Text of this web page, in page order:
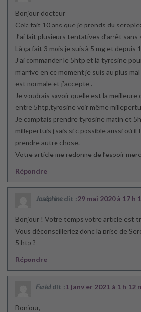
Bonjour docteur
Cela fait 10 ans que je prends du
J’ai fait plusieurs tentatives d’arrêt sans
Là ça fait 3 mois je suis à 5 mg et depuis
J’ai commander le 5htp et là tyrosine
m’arrive en ce moment je suis au plus
est normale et j’accepte .
Je voudrais savoir quelle est la meilleure
entre 5htp,tyrosine voir même
Je comptais prendre tyrosine matin et
millepertuis j sais si c possible aussi où il
prendre autre chose.
Votre article me redonne de l’espoir merci
Répondre
Joséphine dit :29 mai 2020 à 17 h
Bonjour ! Votre temps votre article est
Vous déconseilleriez donc la prise de
5 htp ?
Répondre
Feriel dit :1 janvier 2021 à 1 h 12
Bonjour,